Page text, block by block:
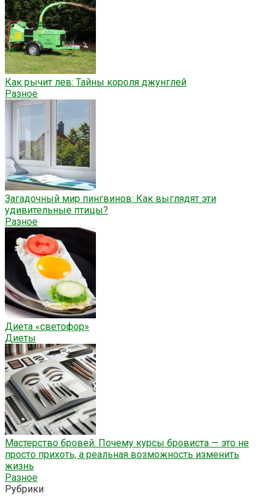
Как рычит лев: Тайны короля джунглей
Разное
Загадочный мир пингвинов: Как выглядят эти
удивительные птицы?
Разное
Диета «светофор»
Диеты
Мастерство бровей: Почему курсы бровиста — это не
просто прихоть, а реальная возможность изменить
жизнь
Разное
Рубрики